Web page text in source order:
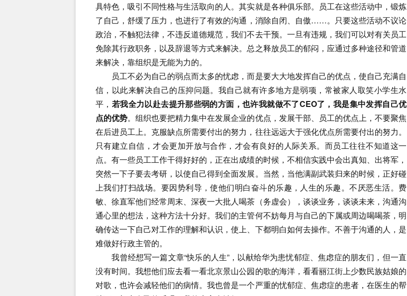
具特色，吸引不同性格与生活取向的人。其实就是各种俱乐部。员工在这些活动中，锻炼
了自己，舒缓了压力，也进行了有效的沟通，消除自闭、自傲……。只要这些活动不议论
政治，不触犯法律，不违反道德规范，我们不去干预。一旦有违规，我们可以对有关员工
免除其行政职务，以及辞退等方式来解决。总之释放员工的郁闷，应通过多种途径和管道
来解决，靠组织是无能为力的。
员工不必为自己的弱点而太多的忧虑，而是要大大地发挥自己的优点，使自己充满自
信，以此来解决自己的压抑问题。我自己就有许多地方是弱项，常被家人取笑小学生水
平， 若我全力以赴去提升那些弱的方面，也许我就做不了CEO了，我是集中发挥自己优
点的优势。组织也要把精力集中在发展企业的优点，发展干部、员工的优点上，不要聚焦
在后进员工上。克服缺点所需要付出的努力，往往远远大于强化优点所需要付出的努力。
只有建立自信，才会更加开放与合作，才会有良好的人际关系。而员工往往不知道这一
点。有一些员工工作干得好好的，正在出成绩的时候，不相信实践中会出真知、出将军，
突然一下子要去考研，以使自己得到全面发展。当然，当他满副武装归来的时候，正好碰
上我们打扫战场。要因势利导，使他们明白奋斗的乐趣，人生的乐趣。不厌恶生活。费
敏、徐直军他们经常周末、深夜一大批人喝茶（务虚会），谈谈业务，谈谈未来，沟通沟
通心里的想法，这种方法十分好。我们的主管何不妨每月与自己的下属或周边喝喝茶，明
确传达一下自己对工作的理解和认识，使上、下都明白如何去操作。不善于沟通的人，是
难做好行政主管的。
我曾经想写一篇文章“快乐的人生”，以献给华为患忧郁症、焦虑症的朋友们，但一直
没有时间。我想他们应去看一看北京景山公园的歌的海洋，看看丽江街上少数民族姑娘的
对歌，也许会减轻他们的病情。我也曾是一个严重的忧郁症、焦虑症的患者，在医生的帮